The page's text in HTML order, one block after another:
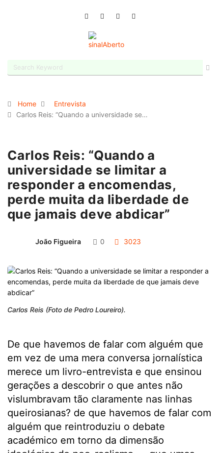
Home
Entrevista
Carlos Reis: “Quando a universidade se…
Carlos Reis: “Quando a
universidade se limitar a
responder a encomendas,
perde muita da liberdade de
que jamais deve abdicar”
João Figueira 0 3023
Carlos Reis (Foto de Pedro Loureiro).
De que havemos de falar com alguém que
em vez de uma mera conversa jornalística
merece um livro-entrevista e que ensinou
gerações a descobrir o que antes não
vislumbravam tão claramente nas linhas
queirosianas? de que havemos de falar com
alguém que reintroduziu o debate
académico em torno da dimensão